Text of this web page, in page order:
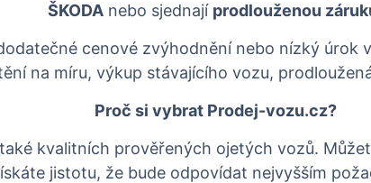
ŠKODA nebo sjednají prodlouženou
cenové zvýhodnění nebo nízký úrok
na míru, výkup stávajícího vozu,
Proč si vybrat Prodej-vozu.cz?
kvalitních prověřených ojetých vozů.
jistotu, že bude odpovídat nejvyšším